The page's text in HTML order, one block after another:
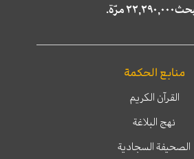
مرّة.
منابع الحكمة
القرآن الكريم
نهج البلاغة
الصحيفة السجادية